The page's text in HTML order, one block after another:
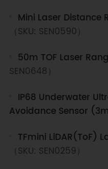
Mini Laser Distance
（SKU: SEN0590）
50m TOF Laser
SEN0648）
IP68 Underwater
Avoidance Sensor
TFmini LiDAR(ToF)
（SKU: SEN0259）